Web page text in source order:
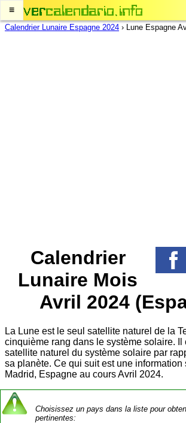
≡
Calendrier Lunaire Espagne 2024 › Lune Espagne
Calendrier
Lunaire Mois
Avril 2024
La Lune est le seul satellite naturel de la
cinquième rang dans le système solaire. Il
satellite naturel du système solaire par
sa planète. Ce qui suit est une information
Madrid, Espagne au cours Avril 2024.
Choisissez un pays dans la liste pour
pertinentes: